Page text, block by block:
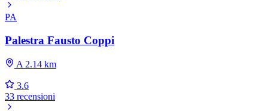
PA
Palestra Fausto Coppi
A 2.14 km
3.6
33 recensioni